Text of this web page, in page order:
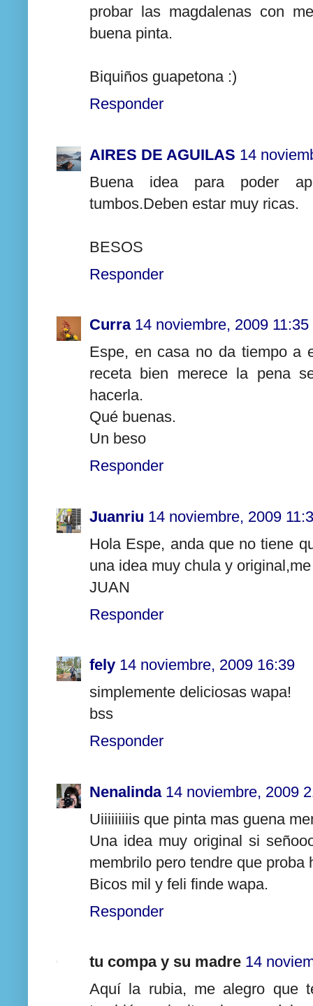
probar las magdalenas con
buena pinta.
Biquiños guapetona :)
Responder
AIRES DE AGUILAS 14
Buena idea para poder
tumbos.Deben estar muy ricas.
BESOS
Responder
Curra 14 noviembre, 2009 11:35
Espe, en casa no da tiempo a
receta bien merece la pena
hacerla.
Qué buenas.
Un beso
Responder
Juanriu 14 noviembre, 2009
Hola Espe, anda que no tiene
una idea muy chula y
JUAN
Responder
fely 14 noviembre, 2009 16:39
simplemente deliciosas wapa!
bss
Responder
Nenalinda 14 noviembre, 2009
Uiiiiiiiiis que pinta mas guena
Una idea muy original si
membrilo pero tendre que proba
Bicos mil y feli finde wapa.
Responder
tu compa y su madre 14
Aquí la rubia, me alegro que